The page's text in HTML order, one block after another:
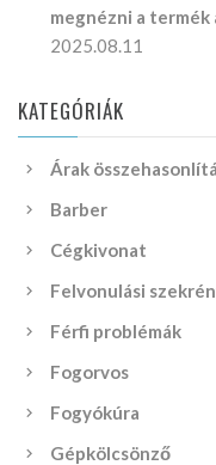
megnézni a
2025.08.11
KATEGÓRIÁK
Árak
Barber
Cégkivonat
Felvonulási
Férfi problémák
Fogorvos
Fogyókúra
Gépkölcsönző